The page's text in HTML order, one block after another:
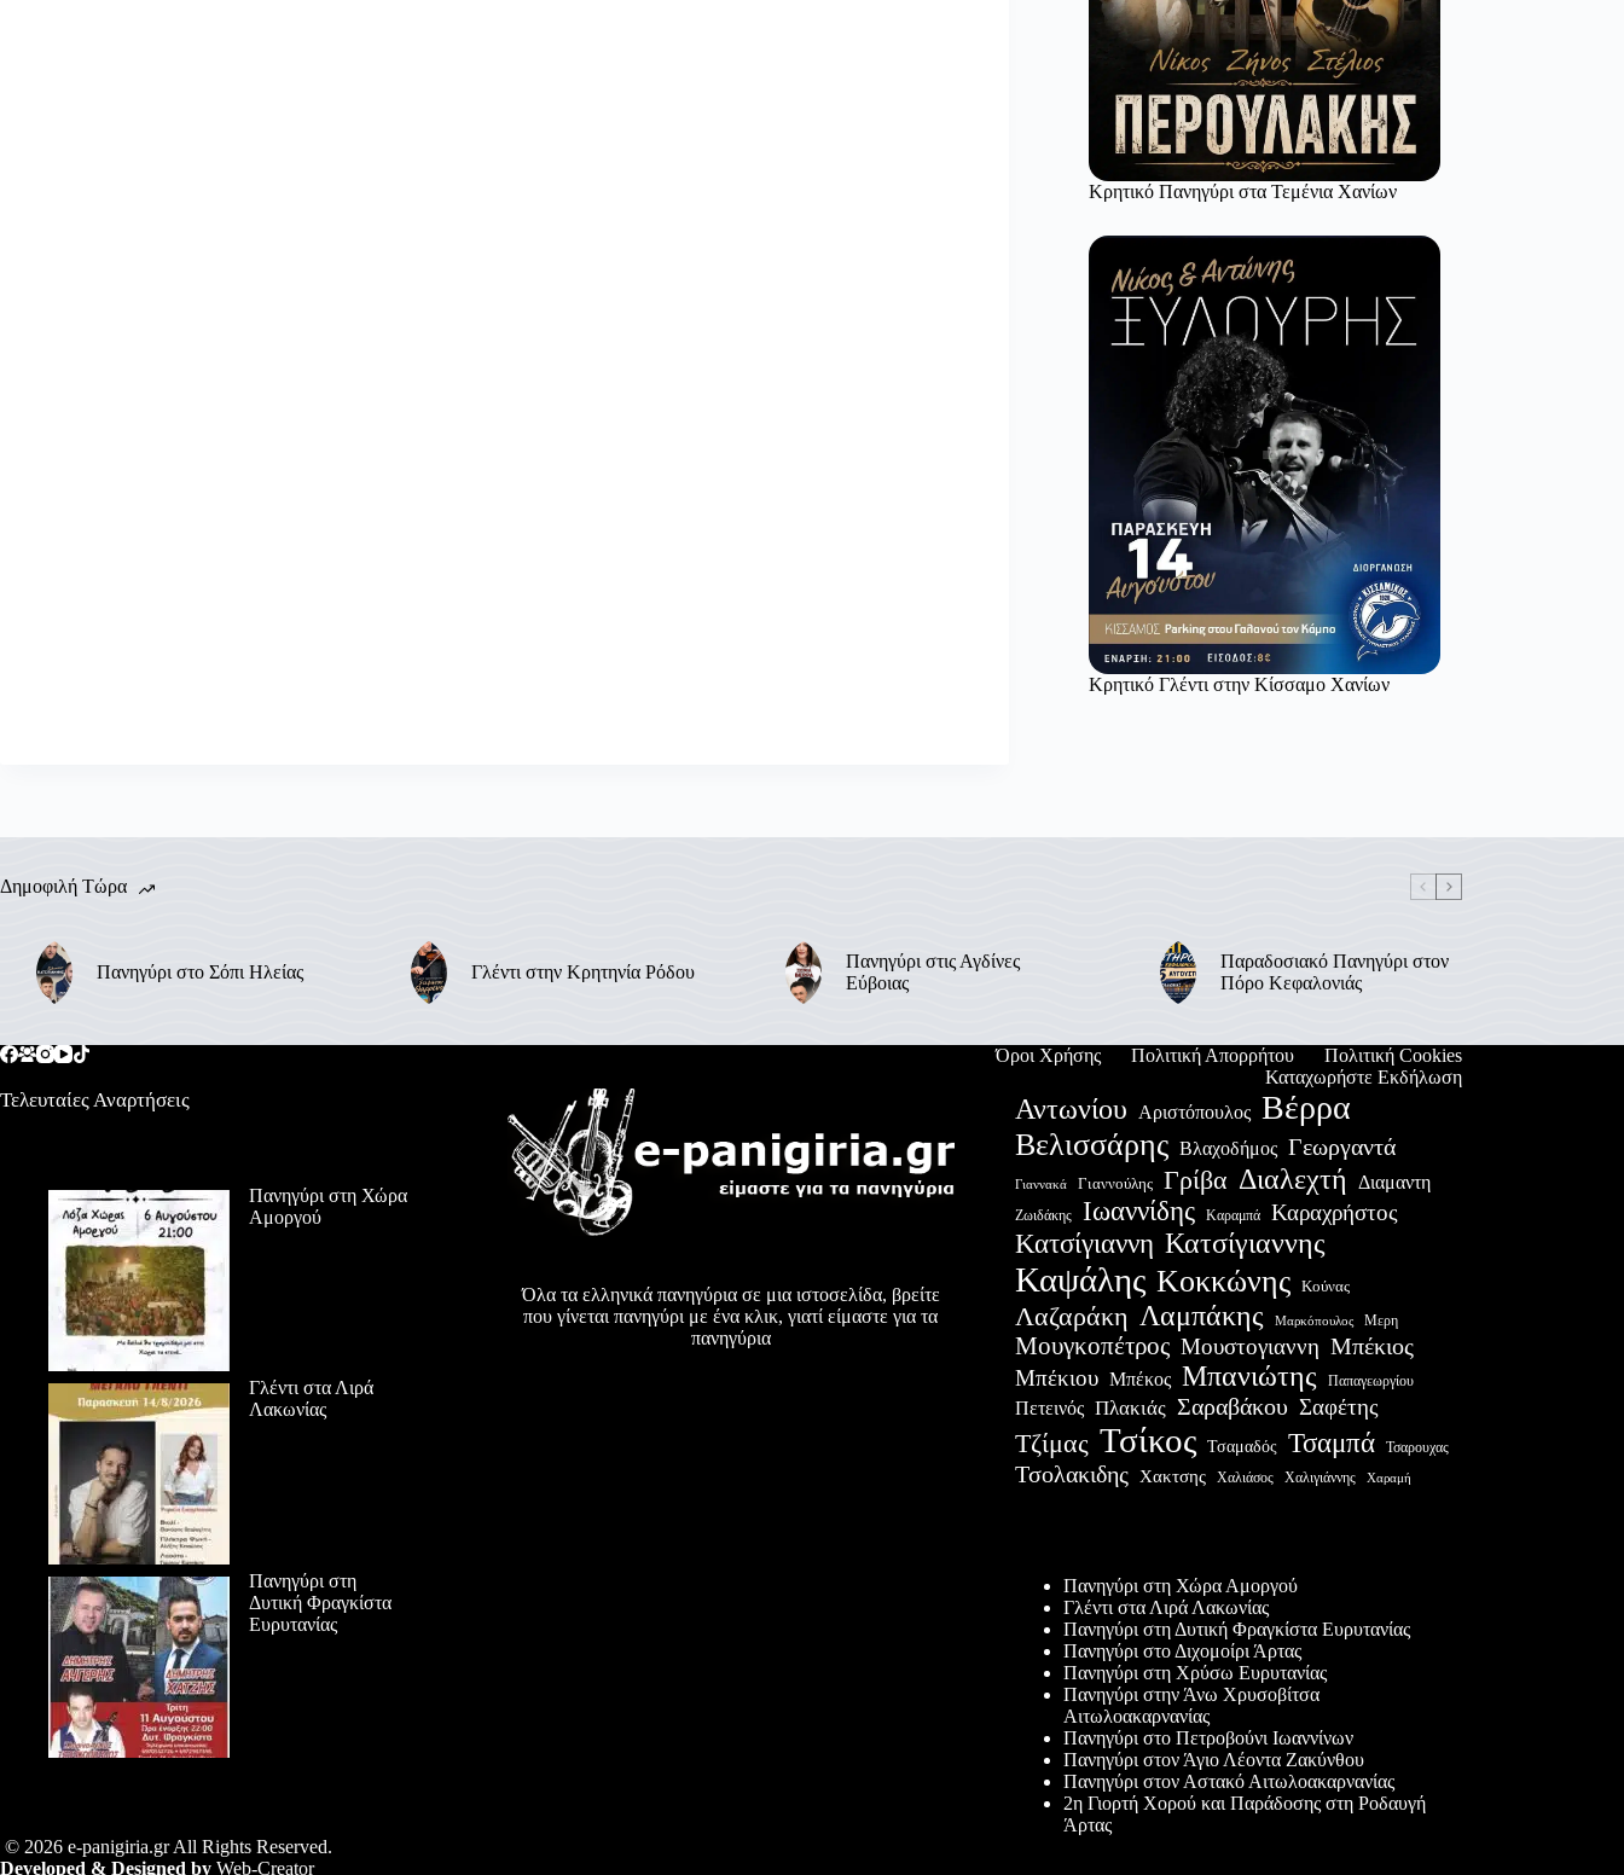
Κρητικό Πανηγύρι στα Τεμένια Χανίων
Κρητικό Γλέντι στην Κίσσαμο Χανίων
Δημοφιλή Τώρα
Πανηγύρι στο Σόπι Ηλείας Γλέντι στην Κρητηνία Ρόδου
Πανηγύρι στις Αγδίνες
Εύβοιας
Παραδοσιακό Πανηγύρι στον
Πόρο Κεφαλονιάς
Όροι Χρήσης Πολιτική Απορρήτου
Πολιτική Cookies
Καταχωρήστε Εκδήλωση
Τελευταίες Αναρτήσεις
Πανηγύρι στη Χώρα
Αμοργού
Γλέντι στα Λιρά
Λακωνίας
Πανηγύρι στη
Δυτική Φραγκίστα
Ευρυτανίας
Όλα τα ελληνικά πανηγύρια σε μια ιστοσελίδα, βρείτε
που γίνεται πανηγύρι με ένα κλικ, γιατί είμαστε για τα
πανηγύρια
Αντωνίου Αριστόπουλος Βέρρα
Βελισσάρης Βλαχοδήμος Γεωργαντά
Γιαννακά Γιαννούλης Γρίβα Διαλεχτή Διαμαντη
Ζωιδάκης Ιωαννίδης Καραμπά Καραχρήστος
Κατσίγιαννη Κατσίγιαννης
Καψάλης Κοκκώνης Κούνας
Λαζαράκη Λαμπάκης Μαρκόπουλος Μερη
Μουγκοπέτρος Μουστογιαννη Μπέκιος
Μπέκιου Μπέκος Μπανιώτης Παπαγεωργίου
Πετεινός Πλακιάς Σαραβάκου Σαφέτης
Τζίμας Τσίκος Τσαμαδός Τσαμπά Τσαρουχας
Τσολακιδης Χακτσης Χαλιάσος Χαλιγιάννης Χαραμή
Πανηγύρι στη Χώρα Αμοργού
Γλέντι στα Λιρά Λακωνίας
Πανηγύρι στη Δυτική Φραγκίστα Ευρυτανίας
Πανηγύρι στο Διχομοίρι Άρτας
Πανηγύρι στη Χρύσω Ευρυτανίας
Πανηγύρι στην Άνω Χρυσοβίτσα
Αιτωλοακαρνανίας
Πανηγύρι στο Πετροβούνι Ιωαννίνων
Πανηγύρι στον Άγιο Λέοντα Ζακύνθου
Πανηγύρι στον Αστακό Αιτωλοακαρνανίας
2η Γιορτή Χορού και Παράδοσης στη Ροδαυγή
Άρτας
© 2026 e-panigiria.gr All Rights Reserved.
Developed & Designed by Web-Creator